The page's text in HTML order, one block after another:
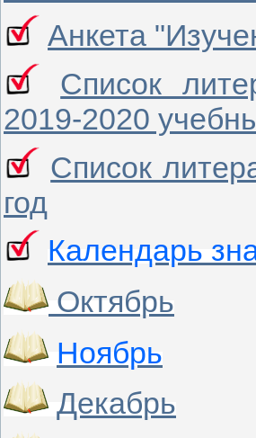
Анкета
Список
2019-2020
Список
год
Календарь
Октябрь
Ноябрь
Декабрь